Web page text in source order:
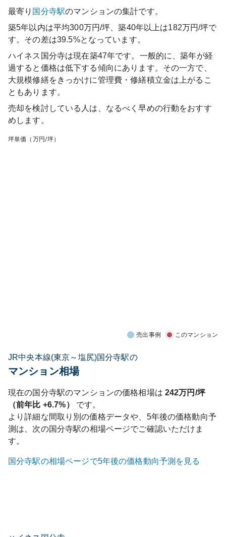
最寄り 国分寺駅のマンションの集計です。
築5年以内は平均300万円/坪、築40年以上は182万円/坪で
す。その差は39.5%となっています。
ハイネス国分寺は現在築47年です。一般的に、築年が経
過すると価格は低下する傾向にあります。その一方で、
大規模修繕をきっかけに管理費・修繕積立金は上がるこ
ともあります。
売却を検討している人は、なるべく早めの行動をおすす
めします。
坪単価（万円/坪）
売出事例 このマンション
JR中央本線(東京～塩尻)国分寺駅の
マンション相場
現在の国分寺駅のマンションの価格相場は 242万円/坪
（前年比 +6.7%）
です。
より詳細な間取り別の価格データや、5年後の価格動向予
測は、次の国分寺駅の相場ページでご確認いただけま
す。
国分寺駅の相場ページで5年後の価格動向予測を見る